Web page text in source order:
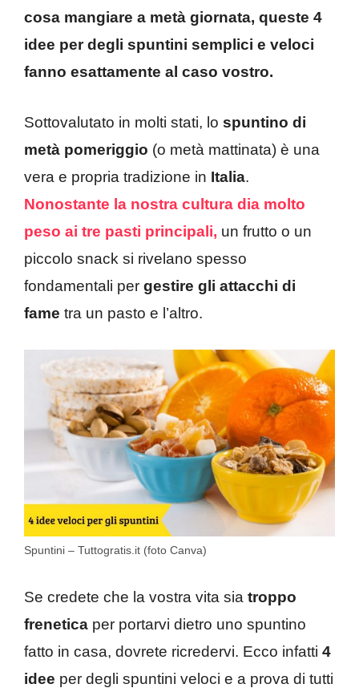
cosa mangiare a metà giornata, queste 4
idee per degli spuntini semplici e veloci
fanno esattamente al caso vostro.
Sottovalutato in molti stati, lo spuntino di
metà pomeriggio (o metà mattinata) è una
vera e propria tradizione in Italia.
Nonostante la nostra cultura dia molto
peso ai tre pasti principali, un frutto o un
piccolo snack si rivelano spesso
fondamentali per gestire gli attacchi di
fame tra un pasto e l’altro.
Spuntini – Tuttogratis.it (foto Canva)
Se credete che la vostra vita sia troppo
frenetica per portarvi dietro uno spuntino
fatto in casa, dovrete ricredervi. Ecco infatti 4
idee per degli spuntini veloci e a prova di tutti